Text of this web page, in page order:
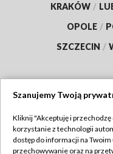
KRAKÓW /
OPOLE /
SZCZECIN /
Abonament TVP
Szanujemy Twoją
Kliknij "Akceptuję i
korzystanie z technologii
dostęp do informacji na
przechowywanie oraz na